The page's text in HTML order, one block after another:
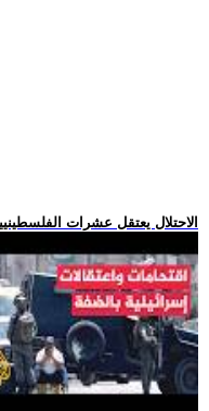
.. الاحتلال يعتقل عشرات